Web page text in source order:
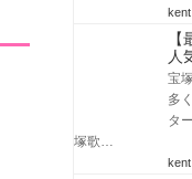
人
宝
多
タ
塚歌…